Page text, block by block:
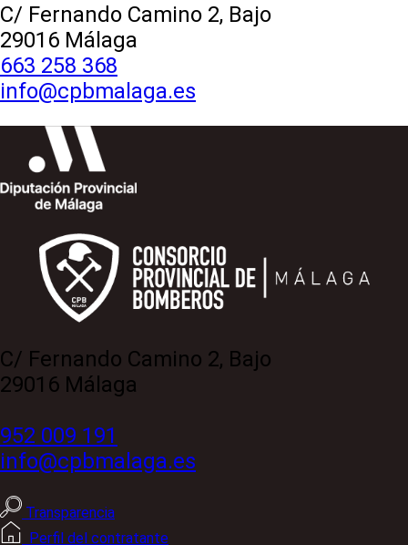
C/ Fernando Camino 2, Bajo
29016 Málaga
663 258 368
info@cpbmalaga.es
C/ Fernando Camino 2, Bajo
29016 Málaga
952 009 191
info@cpbmalaga.es
Transparencia
Perfil del contratante